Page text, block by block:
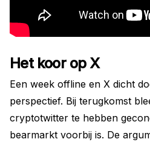
Het koor op X
Een week offline en X dicht
perspectief. Bij terugkomst
cryptotwitter te hebben
bearmarkt voorbij is. De